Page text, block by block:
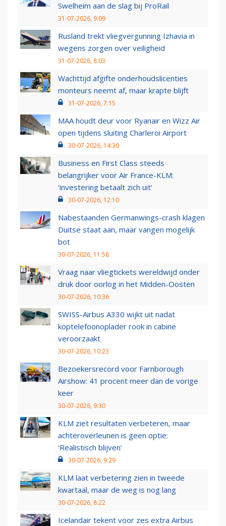
Swelheim aan de slag bij ProRail
31-07-2026, 9:09
Rusland trekt vliegvergunning Izhavia in
wegens zorgen over veiligheid
31-07-2026, 8:03
Wachttijd afgifte onderhoudslicenties
monteurs neemt af, maar krapte blijft
31-07-2026, 7:15
MAA houdt deur voor Ryanair en Wizz Air
open tijdens sluiting Charleroi Airport
30-07-2026, 14:30
Business en First Class steeds
belangrijker voor Air France-KLM:
‘investering betaalt zich uit’
30-07-2026, 12:10
Nabestaanden Germanwings-crash klagen
Duitse staat aan, maar vangen mogelijk
bot
30-07-2026, 11:58
Vraag naar vliegtickets wereldwijd onder
druk door oorlog in het Midden-Oosten
30-07-2026, 10:36
SWISS-Airbus A330 wijkt uit nadat
koptelefoonoplader rook in cabine
veroorzaakt
30-07-2026, 10:23
Bezoekersrecord voor Farnborough
Airshow: 41 procent meer dan de vorige
keer
30-07-2026, 9:30
KLM ziet resultaten verbeteren, maar
achteroverleunen is geen optie:
‘Realistisch blijven’
30-07-2026, 9:29
KLM laat verbetering zien in tweede
kwartaal, maar de weg is nog lang
30-07-2026, 8:22
Icelandair tekent voor zes extra Airbus